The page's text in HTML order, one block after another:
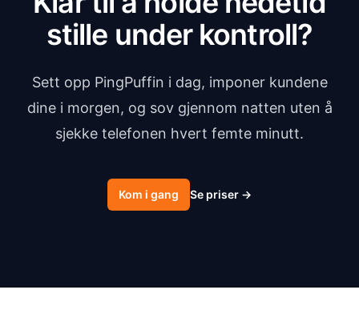
stille under kontroll?
Sett opp PingPuffin i dag, imponer kundene
dine i morgen, og sov gjennom natten uten å
sjekke telefonen hvert femte minutt.
Kom i gang Se priser →